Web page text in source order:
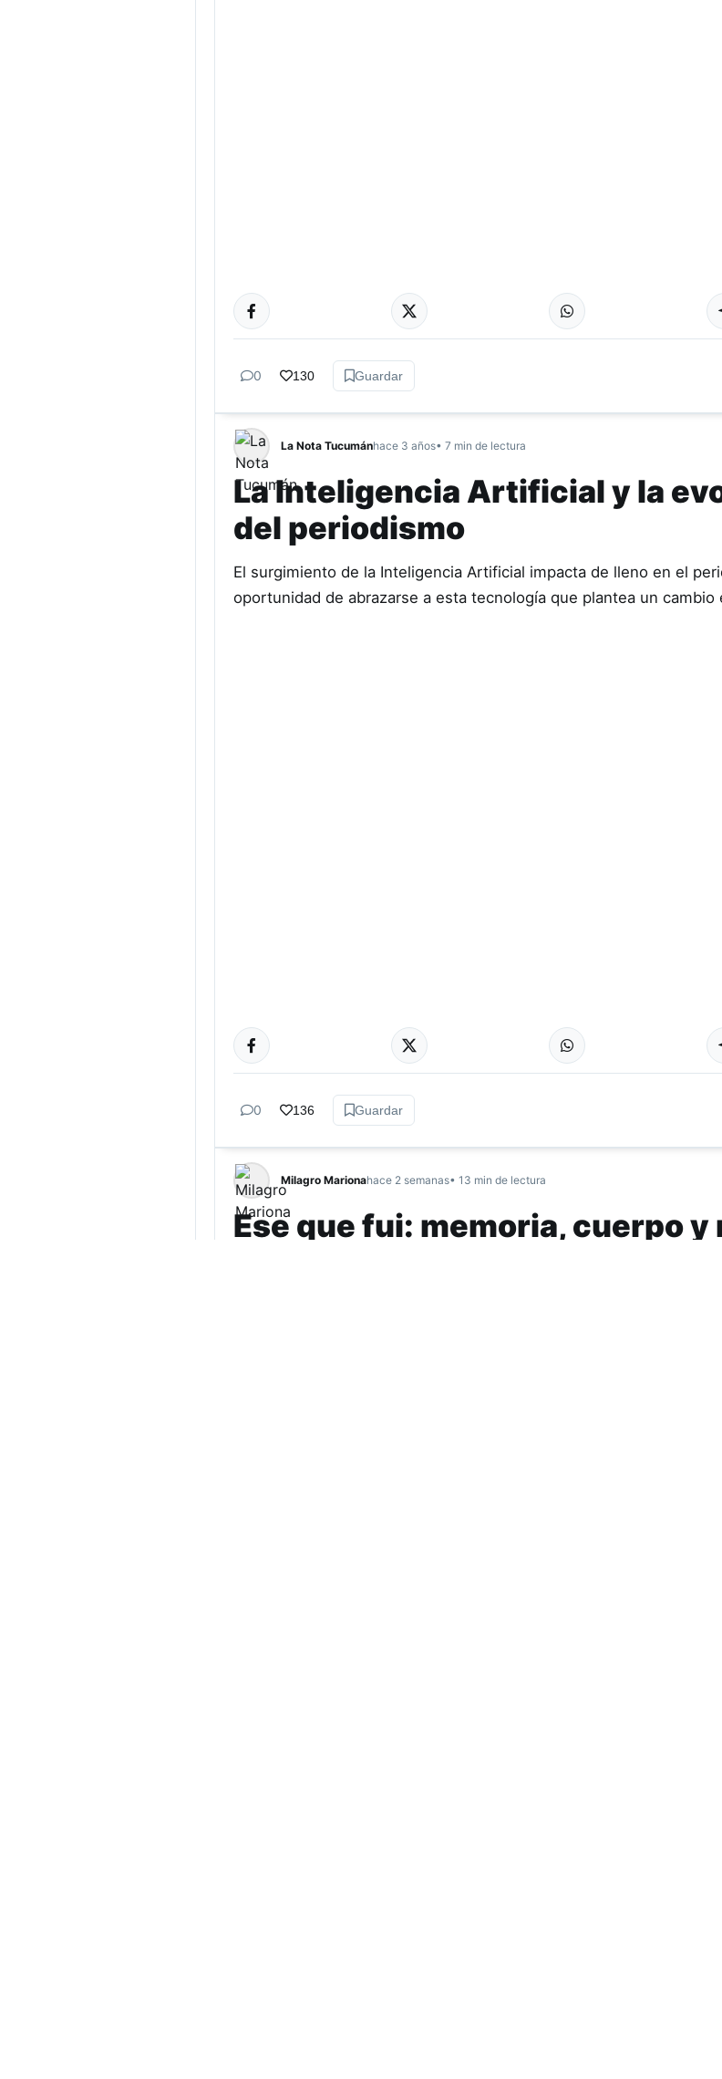
ACTUALIDAD
0 130 Guardar
La Nota Tucumánhace 3 años• 7 min de lectura
La Inteligencia Artificial y la
del periodismo
El surgimiento de la Inteligencia Artificial impacta de lleno en el
oportunidad de abrazarse a esta tecnología que plantea un
ACTUALIDAD
0 136 Guardar
Milagro Marionahace 2 semanas• 13 min de lectura
Ese que fui: memoria, cuerpo